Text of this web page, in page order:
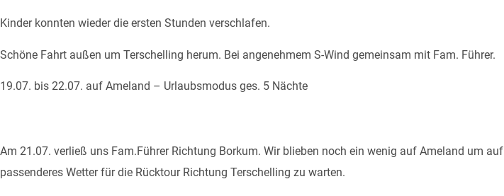
Kinder konnten wieder die ersten Stunden verschlafen.
Schöne Fahrt außen um Terschelling herum. Bei angenehmem S-Wind gemeinsam mit Fam. Führer.
19.07. bis 22.07. auf Ameland – Urlaubsmodus ges. 5 Nächte
Am 21.07. verließ uns Fam.Führer Richtung Borkum. Wir blieben noch ein wenig auf Ameland um auf
passenderes Wetter für die Rücktour Richtung Terschelling zu warten.